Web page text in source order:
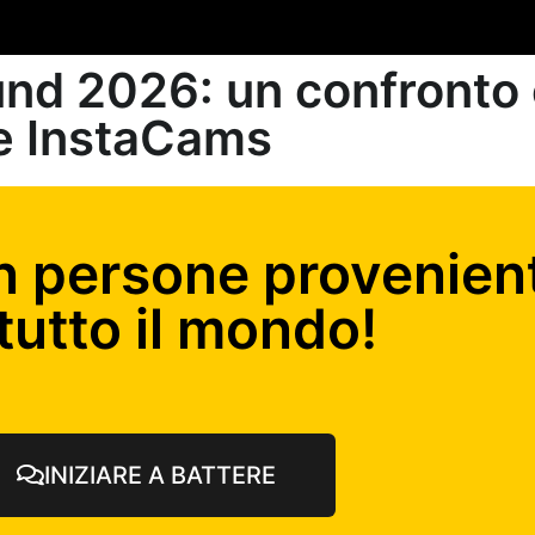
2026: un confronto
InstaCams
persone
il mondo!
INIZIARE A BATTERE